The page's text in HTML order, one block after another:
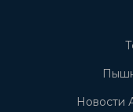
Новости